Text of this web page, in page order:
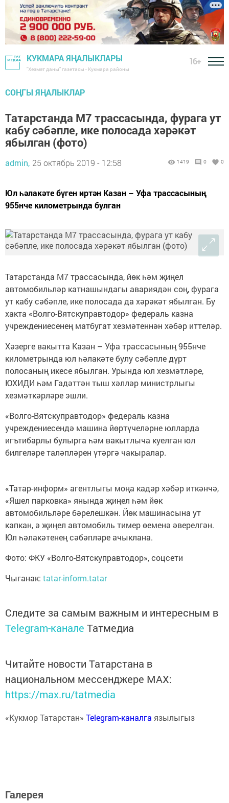
КУКМАРА ЯҢАЛЫКЛАРЫ
"Хезмәт даны" газетасы - Кукмара районы
16+
СОҢГЫ ЯҢАЛЫКЛАР
Татарстанда М7 трассасында, фурага ут
кабу сәбәпле, ике полосада хәрәкәт
ябылган (фото)
admin, 25 октябрь 2019 - 12:58 1419 0 0
Юл һәлакәте бүген иртән Казан – Уфа трассасының
955нче километрында булган
Татарстанда М7 трассасында, йөк һәм җиңел
автомобильләр катнашындагы авариядән соң, фурага
ут кабу сәбәпле, ике полосада да хәрәкәт ябылган. Бу
хакта «Волго-Вятскуправтодор» федераль казна
учреждениесенең матбугат хезмәтеннән хәбәр иттеләр.
Хәзерге вакытта Казан – Уфа трассасының 955нче
километрында юл һәлакәте булу сәбәпле дүрт
полосаның икесе ябылган. Урында юл хезмәтләре,
ЮХИДИ һәм Гадәттән тыш хәлләр министрлыгы
хезмәткәрләре эшли.
«Волго-Вятскуправтодор» федераль казна
учреждениесендә машина йөртүчеләрне юлларда
игътибарлы булырга һәм вакытлыча куелган юл
билгеләре таләпләрен үтәргә чакыралар.
«Татар-информ» агентлыгы моңа кадәр хәбәр иткәнчә,
«Яшел парковка» янында җиңел һәм йөк
автомобильләре бәрелешкән. Йөк машинасына ут
капкан, ә җиңел автомобиль тимер өеменә әверелгән.
Юл һәлакәтенең сәбәпләре ачыклана.
Фото: ФКУ «Волго-Вятскуправтодор», соцсети
Чыганак: tatar-inform.tatar
Следите за самым важным и интересным в
Telegram-канале Татмедиа
Читайте новости Татарстана в
национальном мессенджере MАХ:
https://max.ru/tatmedia
«Кукмор Татарстан» Telegram-каналга язылыгыз
Галерея